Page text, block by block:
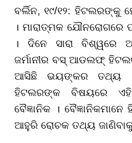
ବର୍ଲିନ, ୧୯/୧୨: ହିଟଲରଙ୍କୁ
। ମାରାତ୍ମକ ଯୌନରୋଗରେ
। ଦିନେ ସାରା ବିଶ୍ୱରେ
ଜର୍ମାନୀର ବସ୍ ଆଡଲଫ୍
ଆସିଛି ଭୟଙ୍କର ତଥ୍ୟ
ହିଟଲରଙ୍କ ବିଷୟରେ
ବୈଜ୍ଞାନିକ ।
ଆହୁରି ରୋଚକ ତଥ୍ୟ